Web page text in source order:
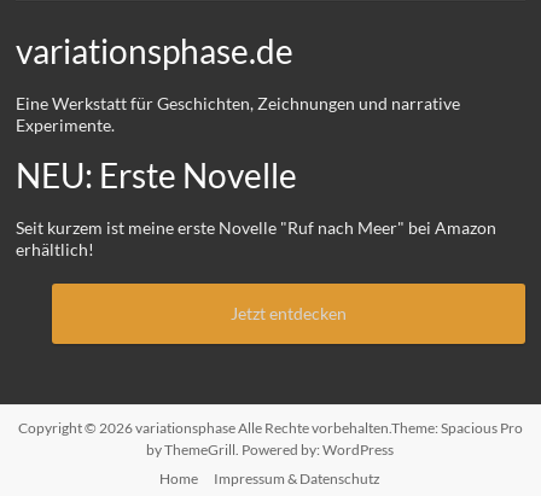
variationsphase.de
Eine Werkstatt für Geschichten, Zeichnungen und narrative
Experimente.
NEU: Erste Novelle
Seit kurzem ist meine erste Novelle "Ruf nach Meer" bei Amazon
erhältlich!
Jetzt entdecken
Copyright © 2026variationsphaseAlle Rechte vorbehalten.Theme: Spacious Pro
by ThemeGrill. Powered by:WordPress
Home
Impressum & Datenschutz